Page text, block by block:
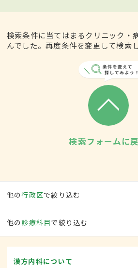
検索条件に当てはまるクリニック・
んでした。再度条件を変更して検索
検索フォームに
他の行政区で絞り込む
他の 診療科目で絞り込む
漢方内科について